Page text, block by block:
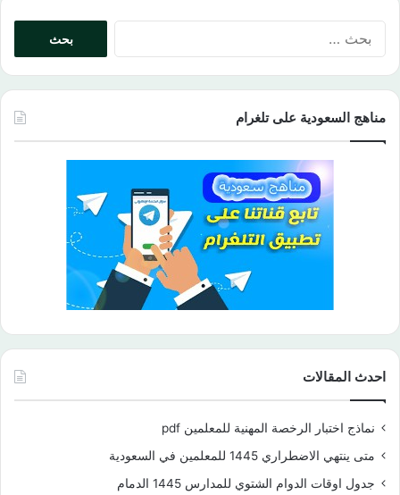
مناهج السعودية على تلغرام
احدث المقالات
نماذج اختبار الرخصة المهنية للمعلمين pdf
متى ينتهي الاضطراري 1445 للمعلمين في السعودية
جدول اوقات الدوام الشتوي للمدارس 1445 الدمام